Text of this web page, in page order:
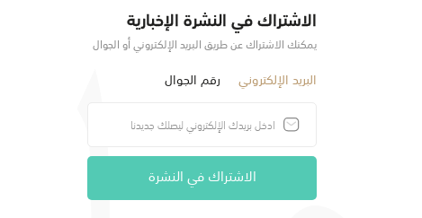
الاشتراك في النشرة الإخبارية
يمكنك الاشتراك عن طريق البريد الإلكتروني أو الجوال
البريد الإلكتروني رقم الجوال
الاشتراك في النشرة